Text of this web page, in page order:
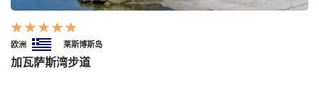
欧洲 莱斯博斯岛
加瓦萨斯湾步道